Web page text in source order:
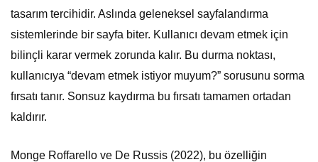
tasarım tercihidir. Aslında geleneksel sayfalandırma
sistemlerinde bir sayfa biter. Kullanıcı devam etmek için
bilinçli karar vermek zorunda kalır. Bu durma noktası,
kullanıcıya “devam etmek istiyor muyum?” sorusunu sorma
fırsatı tanır. Sonsuz kaydırma bu fırsatı tamamen ortadan
kaldırır.
Monge Roffarello ve De Russis (2022), bu özelliğin